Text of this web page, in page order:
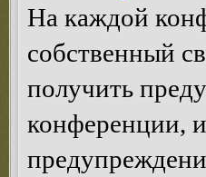
На каждой
собственный
получить
конференции,